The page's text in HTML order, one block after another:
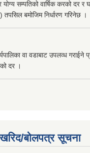
सम्पतिको वार्षिक करको दर र
तपसिल बमोजिम निर्धारण गरिनेछ ।
वा वडाबाट उपलव्ध गराईने
दर ।
बोलपत्र सूचना